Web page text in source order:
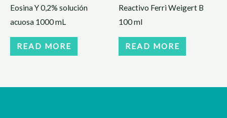
Eosina Y 0,2% solución
acuosa 1000 mL
READ MORE
Reactivo Ferri Weigert B
100 ml
READ MORE